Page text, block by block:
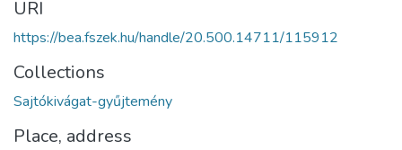
URI
https://bea.fszek.hu/handle/20.500.14711/115912
Collections
Sajtókivágat-gyűjtemény
Place, address